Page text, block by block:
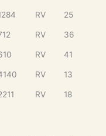
RV 25
RV 36
RV 41
RV 13
RV 18